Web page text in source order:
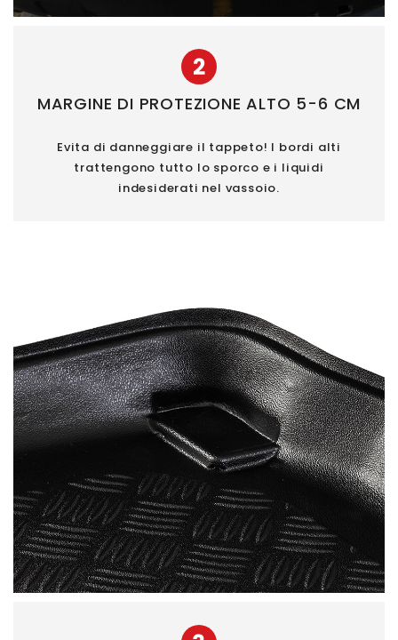
2
MARGINE DI PROTEZIONE ALTO 5-6 CM
Evita di danneggiare il tappeto! I bordi alti
trattengono tutto lo sporco e i liquidi
indesiderati nel vassoio.